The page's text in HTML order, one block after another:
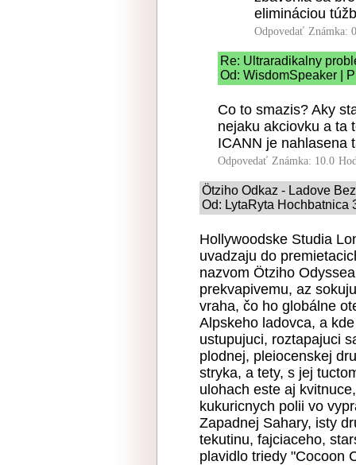
elimináciou
Odpovedať Známka:
Re: Ultraradikalny
Od: WisdomSpeaker |
Co to smazis? Aky
nejaku akciovku a ta
ICANN je nahlasena
Odpovedať Známka: 10.0
Ötziho Odkaz - Ladove
Od: LytaRyta Hochbatnica
Hollywoodske Studia
uvadzaju do
nazvom Ötziho
prekvapivemu, az
vraha, čo ho globálne
Alpskeho ladovca, a
ustupujuci, roztapajuci
plodnej, pleiocenskej
stryka, a tety, s jej
ulohach este aj
kukuricnych polii vo
Zapadnej Sahary, isty
tekutinu, fajciaceho,
plavidlo triedy "Cocoon